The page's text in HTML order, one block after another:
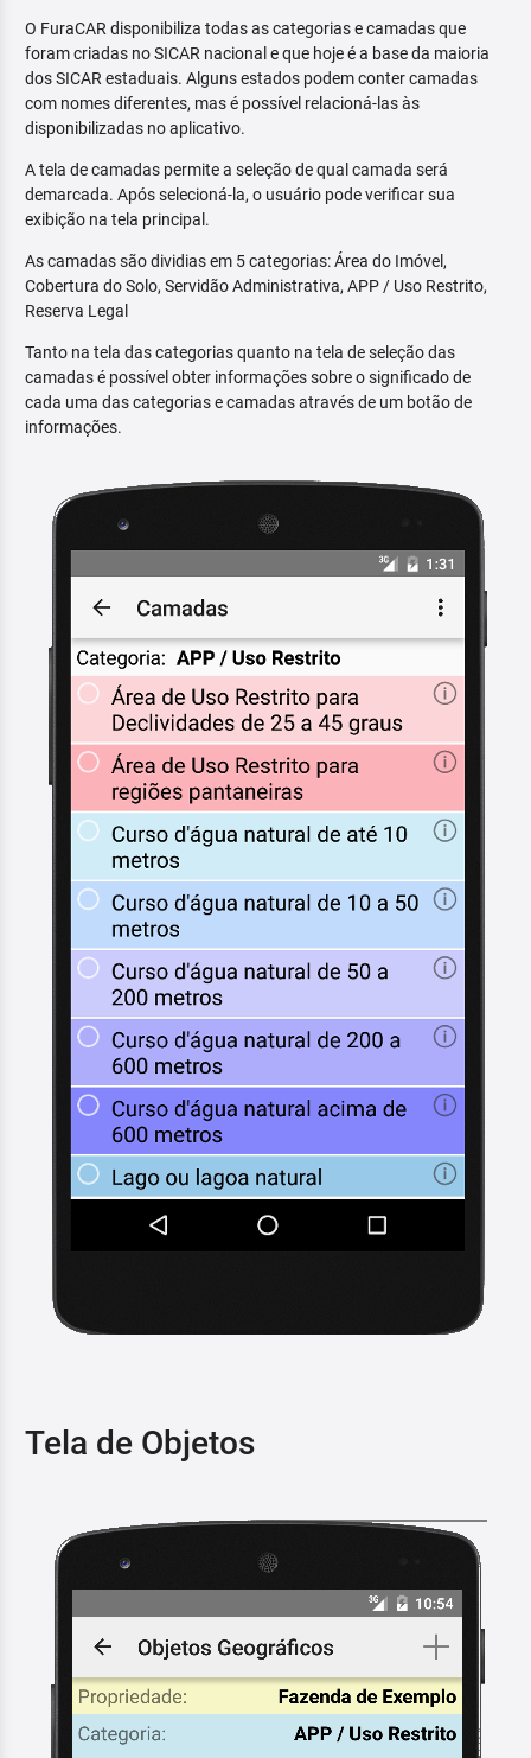
O FuraCAR disponibiliza todas as categorias e camadas que
foram criadas no SICAR nacional e que hoje é a base da maioria
dos SICAR estaduais. Alguns estados podem conter camadas
com nomes diferentes, mas é possível relacioná-las às
disponibilizadas no aplicativo.
A tela de camadas permite a seleção de qual camada será
demarcada. Após selecioná-la, o usuário pode verificar sua
exibição na tela principal.
As camadas são dividias em 5 categorias: Área do Imóvel,
Cobertura do Solo, Servidão Administrativa, APP / Uso Restrito,
Reserva Legal
Tanto na tela das categorias quanto na tela de seleção das
camadas é possível obter informações sobre o significado de
cada uma das categorias e camadas através de um botão de
informações.
Tela de Objetos